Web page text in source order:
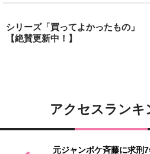
シリーズ「買ってよかったもの」
【絶賛更新中！】
アクセスランキ
元ジャンポケ斉藤に求刑